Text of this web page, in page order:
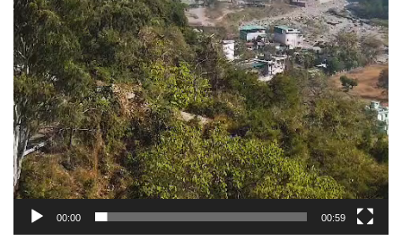
00:00 00:59